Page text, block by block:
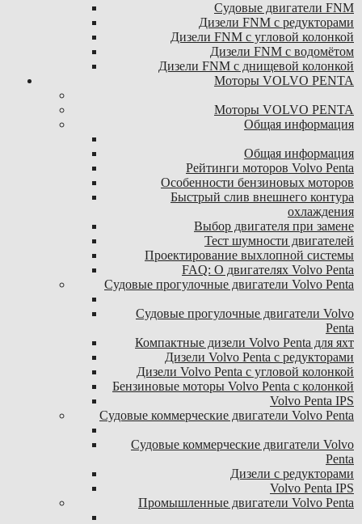
Судовые двигатели FNM
Дизели FNM с редукторами
Дизели FNM с угловой колонкой
Дизели FNM с водомётом
Дизели FNM с днищевой колонкой
Моторы VOLVO PENTA
Моторы VOLVO PENTA
Общая информация
Общая информация
Рейтинги моторов Volvo Penta
Особенности бензиновых моторов
Быстрый слив внешнего контура
охлаждения
Выбор двигателя при замене
Тест шумности двигателей
Проектирование выхлопной системы
FAQ: О двигателях Volvo Penta
Судовые прогулочные двигатели Volvo Penta
Судовые прогулочные двигатели Volvo
Penta
Компактные дизели Volvo Penta для яхт
Дизели Volvo Penta с редукторами
Дизели Volvo Penta с угловой колонкой
Бензиновые моторы Volvo Penta с колонкой
Volvo Penta IPS
Судовые коммерческие двигатели Volvo Penta
Судовые коммерческие двигатели Volvo
Penta
Дизели с редукторами
Volvo Penta IPS
Промышленные двигатели Volvo Penta